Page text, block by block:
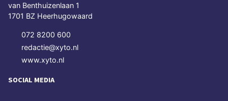
van Benthuizenlaan 1
1701 BZ Heerhugowaard
072 8200 600
redactie@xyto.nl
www.xyto.nl
SOCIAL MEDIA